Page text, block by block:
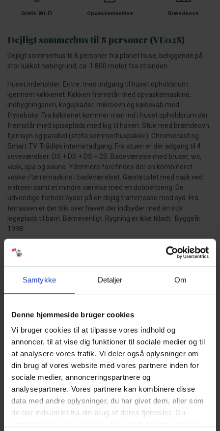
Samtykke Detaljer Om
Denne hjemmeside bruger cookies
Vi bruger cookies til at tilpasse vores indhold og
annoncer, til at vise dig funktioner til sociale medier og til
at analysere vores trafik. Vi deler også oplysninger om
din brug af vores website med vores partnere inden for
sociale medier, annonceringspartnere og
analysepartnere. Vores partnere kan kombinere disse
data med andre oplysninger, du har givet dem, eller som
de har indsamlet fra din brug af deres tjenester. Du
Gratis Wi-Fi Opvaskemaskine Brændeovn
Dejligt sommerhus til 8 personer (VE028)
Dejligt sommerhus til 8 personer fra planet huse, beliggende på
stor lukket naturgrund, ca. 1.800 meter fra stranden.
Huset indeholder: Entre, med indgang til huset opholdsrum
igennem køkkenet. Køkken fremstår med opvaskemaskine,
indbygningsovn, kogeplader, mikroovn og køleskab med
fryseboks. Fra køkkenet kommer man ind i huset opholdsrum der
fremstår med spiseplads med kig til haven. Stue med brændeovn,
fjernsyn og parabol (stofa sommerhuspakke). Chromecast og
Smart TV. Trådløs internetadgang. Fra stuen er der adgang til 4
soveværelser: DS + DS + DS + 2S. Badeværelse med bruser, wc,
vask, spa og sauna. Ydermere forefindes der en kombineret
vaske-/tørremaskine i badeværelset. Gæstetoilet med vask ved
entreen samt et mindre værelse med en dobbeltseng. De
udvendige forhold byder på en dejlig træterrasse mod syd. Fra
terrassen er der blik over haven der indbyder med en stor
legeplads til børn. Børnevenligt. Rygning er ikke tilladt. Byggeår
1998.
HUSDYR:
Hund er ikke tilladt.
GODT AT VIDE:
Fri parkering uden for ferieboligen.
Vandforbrug er inklusiv i prisen.
Rengøring er inklusiv i prisen.
4 soveværelser. 1 med dobbeltseng 180x200 cm. 2 med
dobbeltseng 160x200 cm. 1 med 2 enkeltsenge (á 90x200 cm)
Det er muligt at låne barneseng og højstol fra kontoret.
Sengelinned er ikke inkluderet men kan tilkøbes.
Privat oplader til elbil.